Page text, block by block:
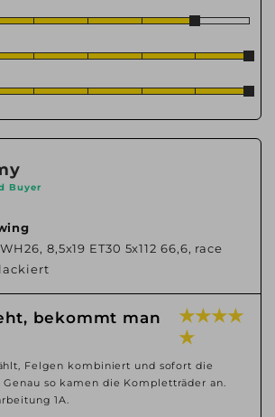
Buyer
8,5x19 ET30 5x112 66,6, race
bekommt man
★ ★ ★ ★
★
Felgen kombiniert und sofort die
so kamen die Kompletträder an.
1A.